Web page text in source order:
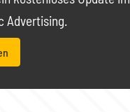
Advertising.